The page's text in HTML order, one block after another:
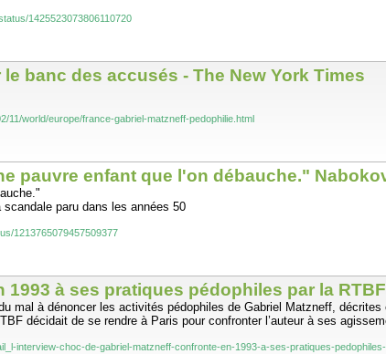
1425523073806110720
banc des accusés - The New York Times
11/world/europe/france-gabriel-matzneff-pedophilie.html
pauvre enfant que l'on débauche."
paru dans les années 50
1213765079457509377
à ses pratiques pédophiles par la RTBF
mal à dénoncer les activités pédophiles de Gabriel Matzneff,
décidait de se rendre à Paris pour confronter l’auteur à ses
interview-choc-de-gabriel-matzneff-confronte-en-1993-a-ses-pratiques-